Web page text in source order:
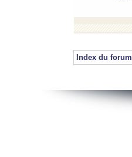
Index du forum